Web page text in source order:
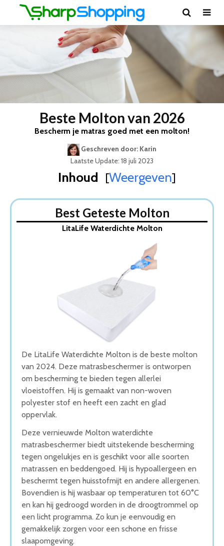
Beste Molton van 2026
Bescherm je matras goed met een molton!
Geschreven door: Karin
Laatste Update: 18 juli 2023
Inhoud [Weergeven]
1. LitaLife Waterdichte Molton
2. Elegance Splittopper Molton
Wat is de beste Molton van 2026
1. Beste Molton van 2026
2. Goede Budget Molton
3. Goede Koop Molton
4. Beste Budget Molton van 2026
5. Goede Prijs-Kwaliteit Molton
Conclusie
Best Geteste Molton
LitaLife Waterdichte Molton
De LitaLife Waterdichte Molton is de beste molton
van 2024. Deze matrasbeschermer is ontworpen
om bescherming te bieden tegen allerlei
vloeistoffen. Hij is gemaakt van non-woven
polyester stof en heeft een zacht en glad
oppervlak.
Deze vernieuwde Molton waterdichte
matrasbeschermer biedt uitstekende bescherming
tegen ongelukjes en is geschikt voor alle soorten
matrassen en beddengoed. Hij is hypoallergeen en
beschermt tegen huisstofmijt en andere allergenen.
Bovendien is hij wasbaar op temperaturen tot 60°C
en kan hij gedroogd worden in de droogtrommel op
een licht programma. Zo kun je eenvoudig en
gemakkelijk zorgen voor een schone en frisse
slaapomgeving.